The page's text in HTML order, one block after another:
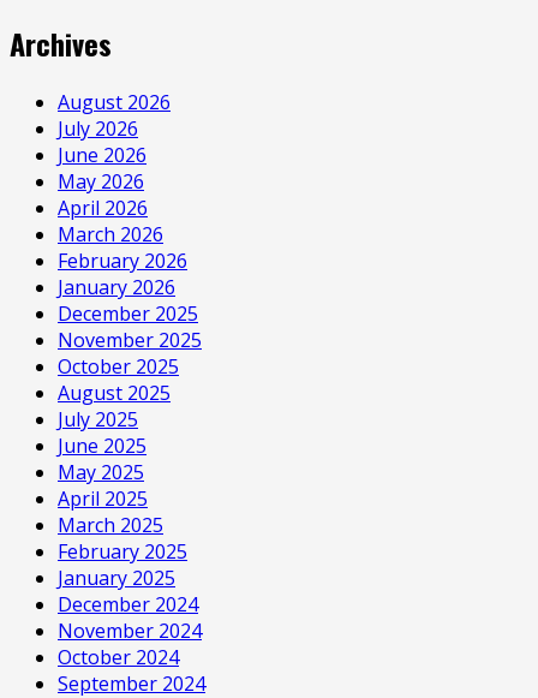
Archives
August 2026
July 2026
June 2026
May 2026
April 2026
March 2026
February 2026
January 2026
December 2025
November 2025
October 2025
August 2025
July 2025
June 2025
May 2025
April 2025
March 2025
February 2025
January 2025
December 2024
November 2024
October 2024
September 2024